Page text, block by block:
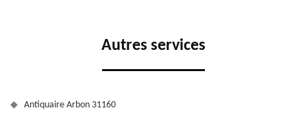
Autres services
Antiquaire Arbon 31160